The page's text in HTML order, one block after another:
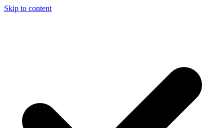
Skip to content